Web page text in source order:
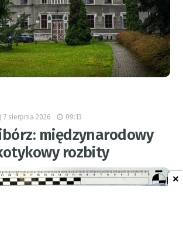
7 sierpnia 2026 09:13
międzynarodowy
rozbity